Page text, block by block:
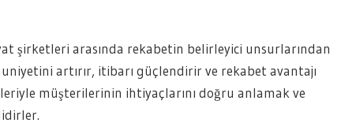
şirketleri arasında rekabetin belirleyici unsurlarından
artırır, itibarı güçlendirir ve rekabet avantajı
müşterilerinin ihtiyaçlarını doğru anlamak ve